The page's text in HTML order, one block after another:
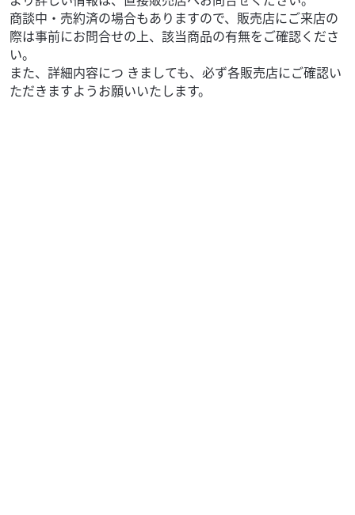
商談中・売約済の場合もありますので、販売店にご来店の
際は事前にお問合せの上、該当商品の有無をご確認くださ
い。
また、詳細内容につ きましても、必ず各販売店にご確認い
ただきますようお願いいたします。